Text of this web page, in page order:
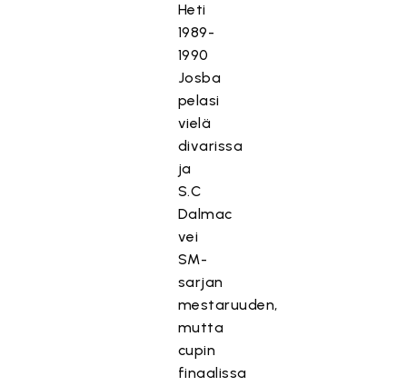
Heti
1989-
1990
Josba
pelasi
vielä
divarissa
ja
S.C
Dalmac
vei
SM-
sarjan
mestaruuden,
mutta
cupin
finaalissa